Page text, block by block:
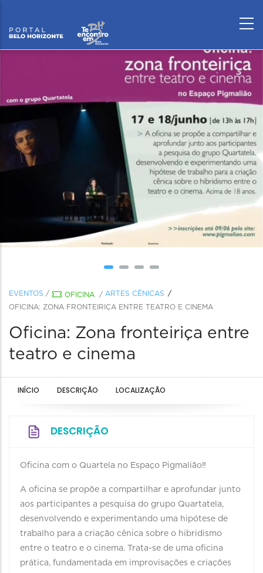
EVENTOS / OFICINA / ARTES CÊNICAS
OFICINA: ZONA FRONTEIRIÇA ENTRE TEATRO E CINEMA
Oficina: Zona fronteiriça entre
teatro e cinema
INÍCIO DESCRIÇÃO LOCALIZAÇÃO
DESCRIÇÃO
Oficina com o Quartela no Espaço Pigmalião‼️
A oficina se propõe a compartilhar e aprofundar junto
aos participantes a pesquisa do grupo Quartatela,
desenvolvendo e experimentando uma hipótese de
trabalho para a criação cênica sobre o hibridismo
entre o teatro e o cinema. Trata-se de uma oficina
prática, fundamentada em improvisações e criações